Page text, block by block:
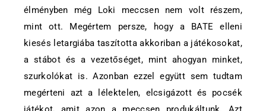
élményben még Loki meccsen nem volt részem,
mint ott. Megértem persze, hogy a BATE elleni
kiesés letargiába taszította akkoriban a játékosokat,
a stábot és a vezetőséget, mint ahogyan minket,
szurkolókat is. Azonban ezzel együtt sem tudtam
megérteni azt a lélektelen, elcsigázott és pocsék